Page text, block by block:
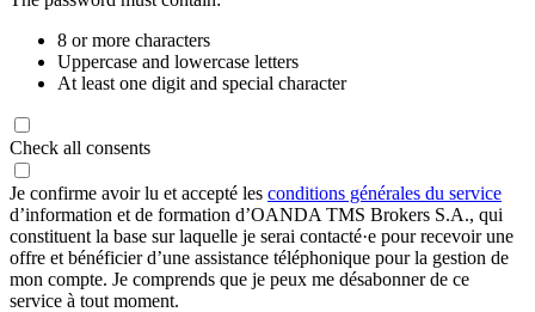
8 or more characters
Uppercase and lowercase letters
At least one digit and special character
Check all consents
Je confirme avoir lu et accepté les conditions générales du service
d’information et de formation d’OANDA TMS Brokers S.A., qui
constituent la base sur laquelle je serai contacté·e pour recevoir une
offre et bénéficier d’une assistance téléphonique pour la gestion de
mon compte. Je comprends que je peux me désabonner de ce
service à tout moment.